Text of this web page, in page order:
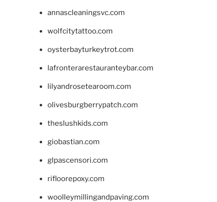
annascleaningsvc.com
wolfcitytattoo.com
oysterbayturkeytrot.com
lafronterarestauranteybar.com
lilyandrosetearoom.com
olivesburgberrypatch.com
theslushkids.com
giobastian.com
glpascensori.com
rifloorepoxy.com
woolleymillingandpaving.com